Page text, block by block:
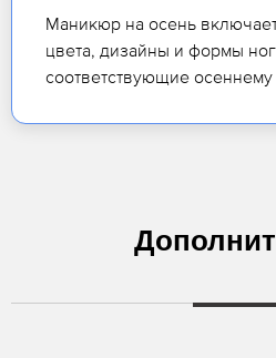
Маникюр на осень
цвета, дизайны и формы
соответствующие осеннему